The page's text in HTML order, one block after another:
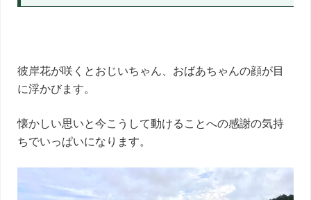
彼岸花が咲くとおじいちゃん、おばあちゃんの顔が目
に浮かびます。
懐かしい思いと今こうして動けることへの感謝の気持
ちでいっぱいになります。